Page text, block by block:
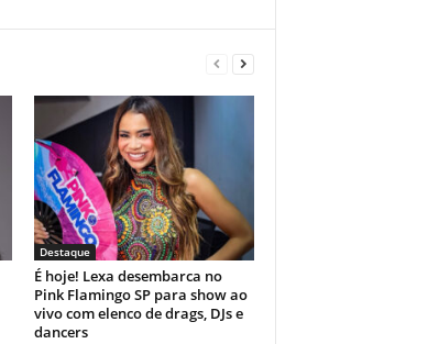
Destaque
É hoje! Lexa desembarca no
Pink Flamingo SP para show ao
vivo com elenco de drags, DJs e
dancers